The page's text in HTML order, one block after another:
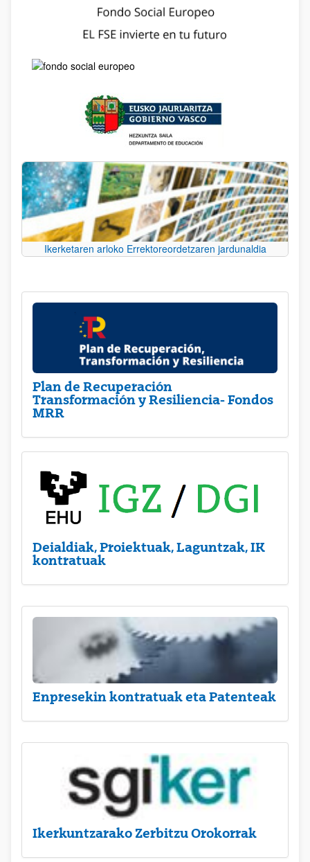
Ikerketaren arloko Errektoreordetzaren jardunaldia
Plan de Recuperación
Transformación y Resiliencia- Fondos
MRR
Deialdiak, Proiektuak, Laguntzak, IK
kontratuak
Enpresekin kontratuak eta Patenteak
Ikerkuntzarako Zerbitzu Orokorrak